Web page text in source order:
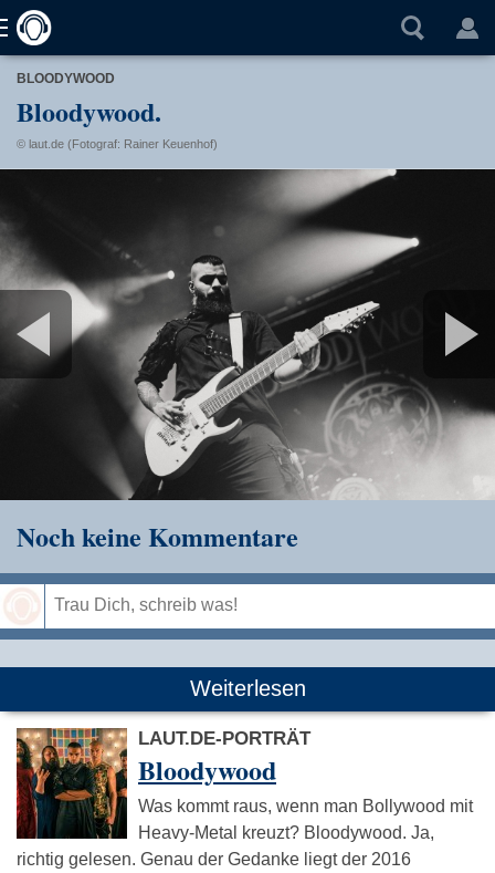
BLOODYWOOD
Bloodywood.
© laut.de (Fotograf: Rainer Keuenhof)
Noch keine Kommentare
Weiterlesen
LAUT.DE-PORTRÄT
Bloodywood
Was kommt raus, wenn man Bollywood mit
Heavy-Metal kreuzt? Bloodywood. Ja,
richtig gelesen. Genau der Gedanke liegt der 2016